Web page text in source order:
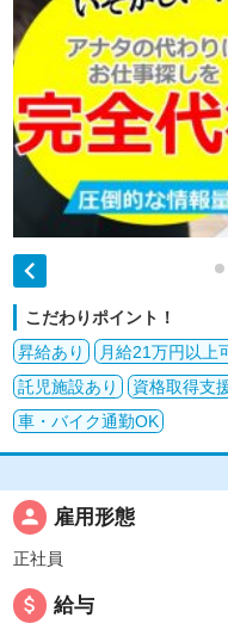

こだわりポイント！
昇給あり
月給21万円以上
託児施設あり
資格取得支
車・バイク通勤OK
person 雇用形態
正社員
attach_money 給与